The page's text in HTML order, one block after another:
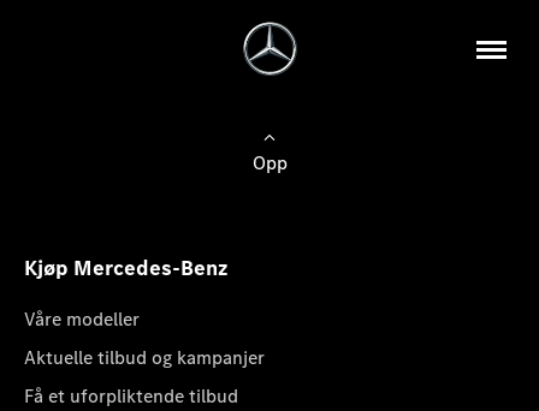
Opp
Kjøp Mercedes-Benz
Våre modeller
Aktuelle tilbud og kampanjer
Få et uforpliktende tilbud